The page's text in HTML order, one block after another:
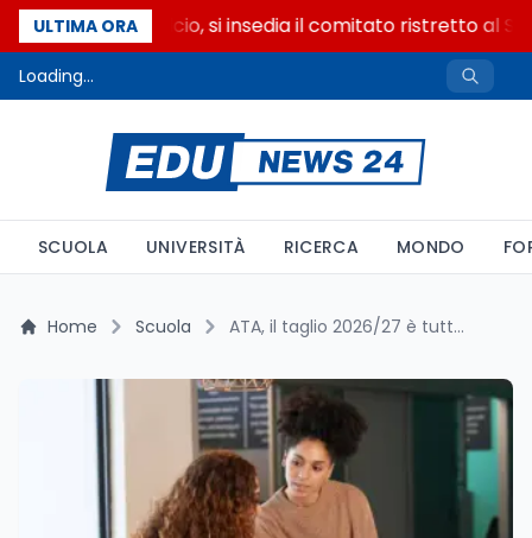
ULTIMA ORA
Riforma del calcio, si insedia il comitato ristretto al
Loading...
SCUOLA UNIVERSITÀ RICERCA MONDO
Home Scuola ATA, il taglio 2026/27 è tutto sui collaboratori delle superiori